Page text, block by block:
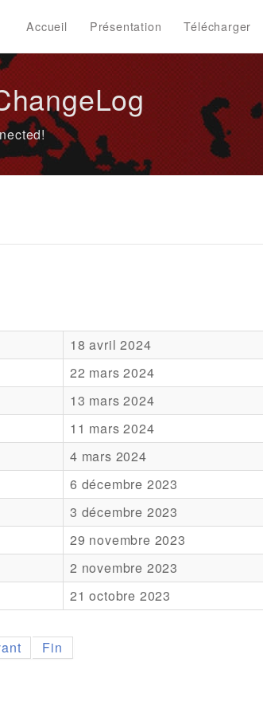
Accueil Présentation Télécharger
18 avril 2024
22 mars 2024
13 mars 2024
11 mars 2024
4 mars 2024
6 décembre 2023
3 décembre 2023
29 novembre 2023
2 novembre 2023
21 octobre 2023
Fin